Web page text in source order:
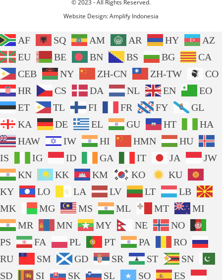
© 2023 - All Rights Reserved.
Website Design:Amplify Indonesia
AF SQ AM AR HY
AZ
EU
BE BN BS BG
CA
CEB
NY ZH-CN ZH-TW
CO
HR
CS DA NL EN
EO
ET
TL FI FR FY
GL
KA
DE EL GU HT
HA
HAW
IW HI HMN
HU
IS
IG ID GA IT JA
JW
KN
KK KM KO
KU
KY
LO LA LV LT
LB
MK
MG MS ML MT
MI
MR
MN MY NE
NO
PS
FA PL PT PA
RO
RU
SM GD SR ST
SN
SD
SI SK SL SO ES